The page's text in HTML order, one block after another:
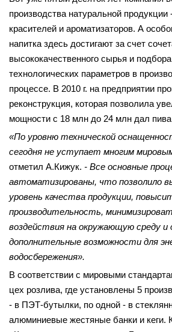
производства натуральной продукции
красителей и ароматизаторов. А
напитка здесь достигают за счет
высококачественного сырья и
технологических параметров в
процессе. В 2010 г. на предприятии
реконструкция, которая позволила
мощности с 18 млн до 24 млн дал пива
«По уровню технической
сегодня не уступает многим
отметил А.Кижук. - Все основные
автоматизированы, что позволило
уровень качества продукции,
производительность,
воздействия на окружающую среду и
дополнительные возможности для
водосбережения».
В соответствии с мировыми
цех розлива, где установлены 5
- в ПЭТ-бутылки, по одной - в
алюминиевые жестяные банки и кеги.